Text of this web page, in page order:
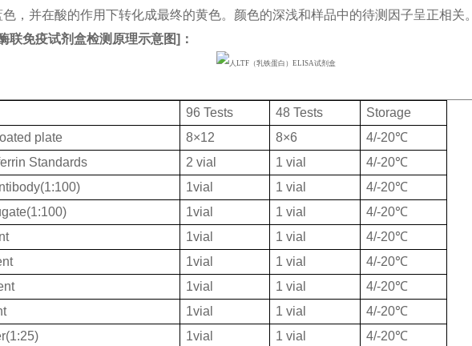
，并在酸的作用下转化成最终的黄色。颜色的深浅和样品中的待测因子呈正相关。
联免疫试剂盒检测原理示意图] ：
96 Tests 48 Tests
Storage
plate
8×12 8×6
4/-20℃
Standards
2 vial 1 vial
4/-20℃
1vial 1 vial
4/-20℃
1vial 1 vial
4/-20℃
1vial 1 vial
4/-20℃
1vial 1 vial
4/-20℃
1vial 1 vial
4/-20℃
1vial 1 vial
4/-20℃
1vial 1 vial
4/-20℃